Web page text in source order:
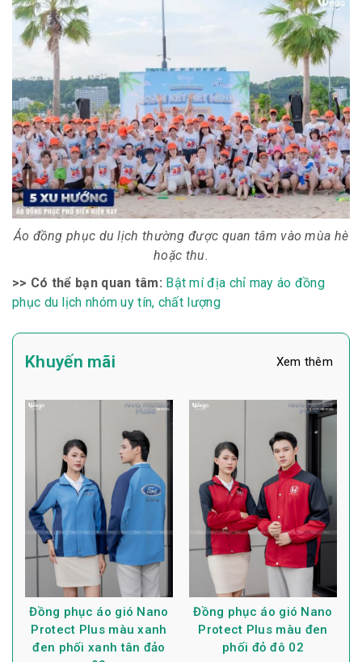
Áo đồng phục du lịch thường được quan tâm vào mùa hè
hoặc thu.
>> Có thể bạn quan tâm: Bật mí địa chỉ may áo đồng
phục du lịch nhóm uy tín, chất lượng
Khuyến mãi Xem thêm
Đồng phục áo gió Nano
Protect Plus màu xanh
đen phối xanh tân đảo
Đồng phục áo gió Nano
Protect Plus màu đen
phối đỏ đô 02